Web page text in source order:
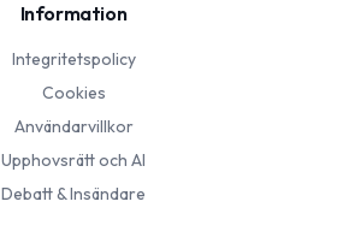
Information
Integritetspolicy
Cookies
Användarvillkor
Upphovsrätt och AI
Debatt & Insändare